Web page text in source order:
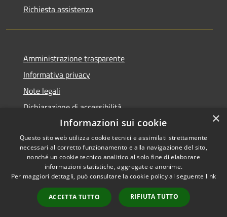
Richiesta assistenza
Amministrazione trasparente
Informativa privacy
Note legali
Dichiarazione di accessibilità
Accessibilità
Privacy
Mappa del sito
Copyright © 2026 • Comune di
Carbognano • Powered by
Municipium
Accesso
redazione
×
Informazioni sui cookie
Questo sito web utilizza cookie tecnici e assimilati strettamente
necessari al corretto funzionamento e alla navigazione del sito,
nonché un cookie tecnico analitico al solo fine di elaborare
informazioni statistiche, aggregate e anonime.
Per maggiori dettagli, può consultare la cookie policy al seguente link
ACCETTA TUTTO RIFIUTA TUTTO